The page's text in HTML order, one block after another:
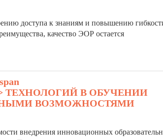
доступа к знаниям и повышению
качество ЭОР остается
ТЕХНОЛОГИЙ В ОБУЧЕНИИ
ВОЗМОЖНОСТЯМИ
внедрения инновационных